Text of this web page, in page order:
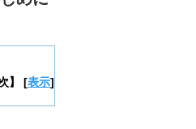
】 [表示]